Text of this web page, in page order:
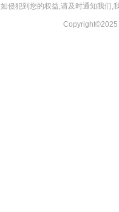
如侵犯到您的权益,请及时通知我们,
Copyright©2025